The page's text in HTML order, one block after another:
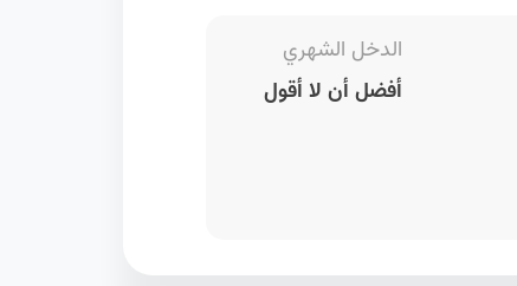
الدخل الشهري
أفضل أن لا أقول